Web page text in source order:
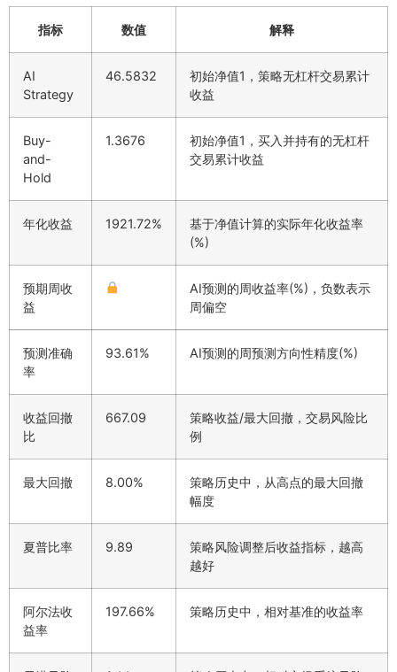
指标 数值 解释
AI
Strategy
46.5832
初始净值1，策略无杠杆交易累计
收益
Buy-
and-
Hold
1.3676
初始净值1，买入并持有的无杠杆
交易累计收益
年化收益 1921.72%
基于净值计算的实际年化收益率
(%)
预期周收
益
AI预测的周收益率(%)，负数表示
周偏空
预测准确
率
93.61% AI预测的周预测方向性精度(%)
收益回撤
比
667.09
策略收益/最大回撤，交易风险比
例
最大回撤 8.00%
策略历史中，从高点的最大回撤
幅度
夏普比率 9.89
策略风险调整后收益指标，越高
越好
阿尔法收
益率
197.66% 策略历史中，相对基准的收益率